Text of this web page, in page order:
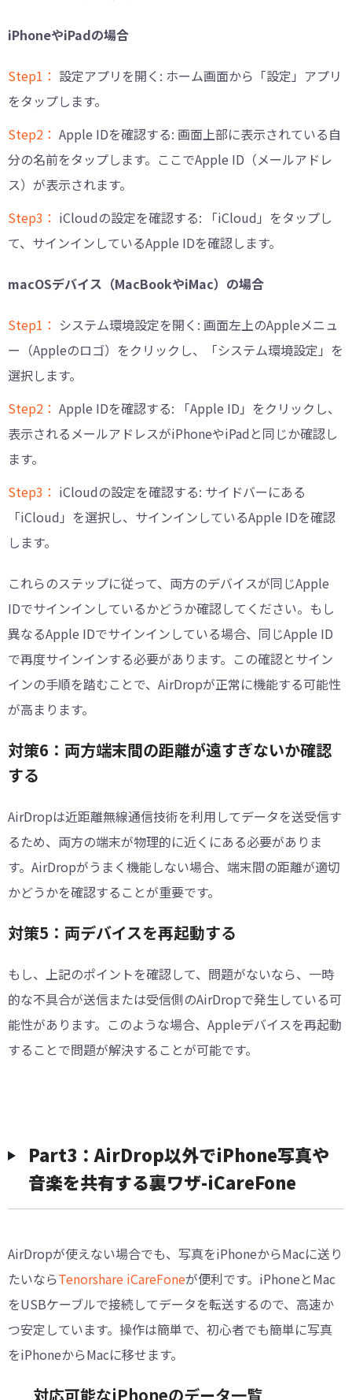
iPhoneやiPadの場合
Step1： 設定アプリを開く: ホーム画面から「設定」アプリ
をタップします。
Step2： Apple IDを確認する: 画面上部に表示されている自
分の名前をタップします。ここでApple ID（メールアドレ
ス）が表示されます。
Step3： iCloudの設定を確認する: 「iCloud」をタップし
て、サインインしているApple IDを確認します。
macOSデバイス（MacBookやiMac）の場合
Step1： システム環境設定を開く: 画面左上のAppleメニュ
ー（Appleのロゴ）をクリックし、「システム環境設定」を
選択します。
Step2： Apple IDを確認する: 「Apple ID」をクリックし、
表示されるメールアドレスがiPhoneやiPadと同じか確認し
ます。
Step3： iCloudの設定を確認する: サイドバーにある
「iCloud」を選択し、サインインしているApple IDを確認
します。
これらのステップに従って、両方のデバイスが同じApple
IDでサインインしているかどうか確認してください。もし
異なるApple IDでサインインしている場合、同じApple ID
で再度サインインする必要があります。この確認とサイン
インの手順を踏むことで、AirDropが正常に機能する可能性
が高まります。
対策6：両方端末間の距離が遠すぎないか確認
する
AirDropは近距離無線通信技術を利用してデータを送受信す
るため、両方の端末が物理的に近くにある必要がありま
す。AirDropがうまく機能しない場合、端末間の距離が適切
かどうかを確認することが重要です。
対策5：両デバイスを再起動する
もし、上記のポイントを確認して、問題がないなら、一時
的な不具合が送信または受信側のAirDropで発生している可
能性があります。このような場合、Appleデバイスを再起動
することで問題が解決することが可能です。
Part3：AirDrop以外でiPhone写真や
音楽を共有する裏ワザ-iCareFone
AirDropが使えない場合でも、写真をiPhoneからMacに送り
たいならTenorshare iCareFoneが便利です。iPhoneとMac
をUSBケーブルで接続してデータを転送するので、高速か
つ安定しています。操作は簡単で、初心者でも簡単に写真
をiPhoneからMacに移せます。
対応可能なiPhoneのデータ一覧